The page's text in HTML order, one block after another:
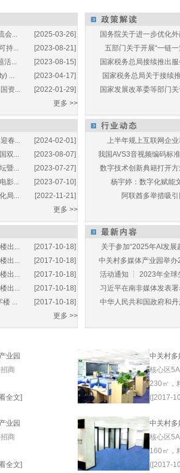
[2025-03-26]
会...
[2023-08-21]
持...
[2023-08-15]
活...
[2023-04-17]
...
[2022-01-29]
资...
更多 >>
国务院关于进一步优化
五部门关于开展“一链
国家税务总局接续推出
国家税务总局关于接续
国家发展改革委等部门
[2024-02-01]
春...
[2023-08-07]
双...
[2023-07-27]
暨...
[2023-07-10]
影...
[2022-11-21]
局...
更多 >>
上半年规上互联网企
我国AVS3音视频编码标
数字技术创新典籍打开
杨宇婷：数字化赋能
阿联酋多举措吸
[2017-10-18]
出...
[2017-10-18]
出...
[2017-10-18]
出...
[2017-10-18]
出...
[2017-10-18]
楼 ...
更多 >>
关于参加“2025年AI发展
中关村多媒体产业园举
活动通知 ┆ 2023年全球
习近平在南非媒体发表
中华人民共和国政府和
业园
商
全文]
中关村多
核心区
230㎡，
([2017-
业园
商
全文]
中关村多
核心区
160㎡，
([2017-